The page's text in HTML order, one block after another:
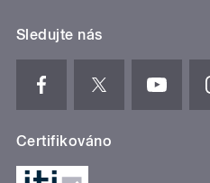
Sledujte nás
Certifikováno